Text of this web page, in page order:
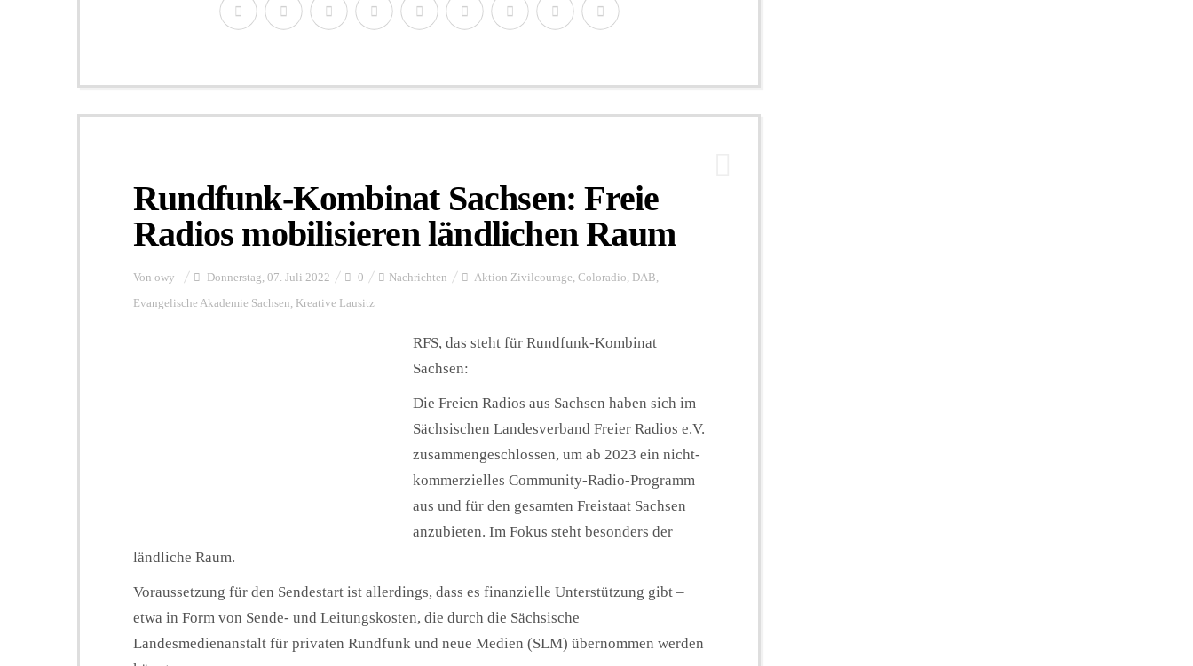
Rundfunk-Kombinat Sachsen: Freie
Radios mobilisieren ländlichen Raum
Von owy Donnerstag, 07. Juli 2022 0 Nachrichten Aktion Zivilcourage Coloradio DAB
Evangelische Akademie Sachsen Kreative Lausitz
RFS, das steht für Rundfunk-Kombinat
Sachsen:
Die Freien Radios aus Sachsen haben sich im
Sächsischen Landesverband Freier Radios e.V.
zusammengeschlossen, um ab 2023 ein nicht-
kommerzielles Community-Radio-Programm
aus und für den gesamten Freistaat Sachsen
anzubieten. Im Fokus steht besonders der
ländliche Raum.
Voraussetzung für den Sendestart ist allerdings, dass es finanzielle Unterstützung gibt –
etwa in Form von Sende- und Leitungskosten, die durch die Sächsische
Landesmedienanstalt für privaten Rundfunk und neue Medien (SLM) übernommen werden